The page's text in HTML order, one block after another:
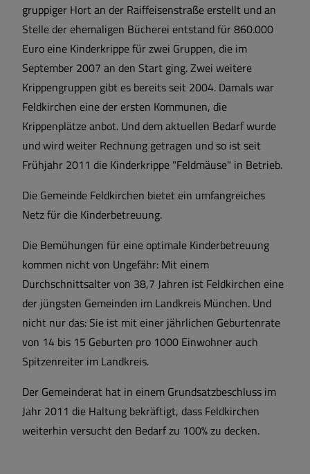
gruppiger Hort an der Raiffeisenstraße erstellt und an
Stelle der ehemaligen Bücherei entstand für 860.000
Euro eine Kinderkrippe für zwei Gruppen, die im
September 2007 an den Start ging. Zwei weitere
Krippengruppen gibt es bereits seit 2004. Damals war
Feldkirchen eine der ersten Kommunen, die
Krippenplätze anbot. Und dem aktuellen Bedarf wurde
und wird weiter Rechnung getragen und so ist seit
Frühjahr 2011 die Kinderkrippe "Feldmäuse" in Betrieb.
Die Gemeinde Feldkirchen bietet ein umfangreiches
Netz für die Kinderbetreuung.
Die Bemühungen für eine optimale Kinderbetreuung
kommen nicht von Ungefähr: Mit einem
Durchschnittsalter von 38,7 Jahren ist Feldkirchen eine
der jüngsten Gemeinden im Landkreis München. Und
nicht nur das: Sie ist mit einer jährlichen Geburtenrate
von 14 bis 15 Geburten pro 1000 Einwohner auch
Spitzenreiter im Landkreis.
Der Gemeinderat hat in einem Grundsatzbeschluss im
Jahr 2011 die Haltung bekräftigt, dass Feldkirchen
weiterhin versucht den Bedarf zu 100% zu decken.